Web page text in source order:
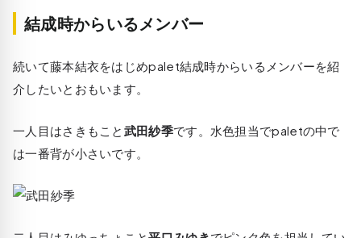
結成時からいるメンバー
続いて藤本結衣をはじめpalet結成時からいるメンバーを紹
介したいとおもいます。
一人目はさきもこと 武田紗季です。水色担当でpaletの中で
は一番背が小さいです。